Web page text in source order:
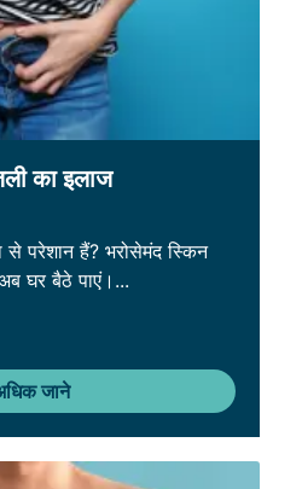
का इलाज
से परेशान हैं? भरोसेमंद स्किन
घर बैठे पाएं।...
जाने